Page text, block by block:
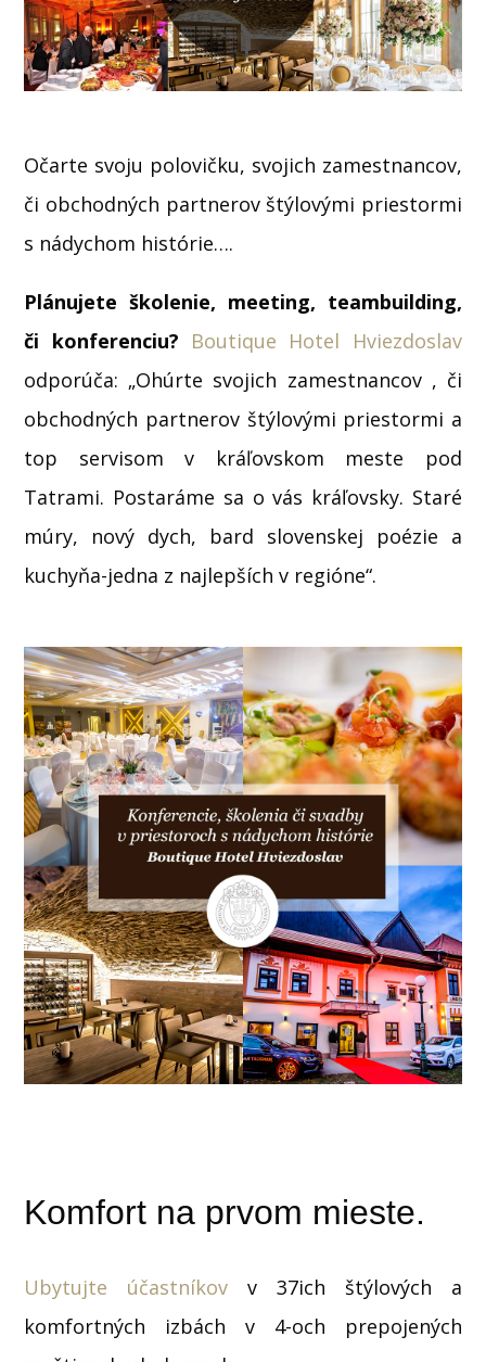
Očarte svoju polovičku, svojich zamestnancov,
či obchodných partnerov štýlovými priestormi
s nádychom histórie….
Plánujete školenie, meeting, teambuilding,
či konferenciu? Boutique Hotel Hviezdoslav
odporúča: „Ohúrte svojich zamestnancov , či
obchodných partnerov štýlovými priestormi a
top servisom v kráľovskom meste pod
Tatrami. Postaráme sa o vás kráľovsky. Staré
múry, nový dych, bard slovenskej poézie a
kuchyňa-jedna z najlepších v regióne“.
Komfort na prvom mieste.
Ubytujte účastníkov v 37ich štýlových a
komfortných izbách v 4-och prepojených